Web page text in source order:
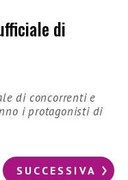
di
di concorrenti e
i protagonisti di
SUCCESSIVA